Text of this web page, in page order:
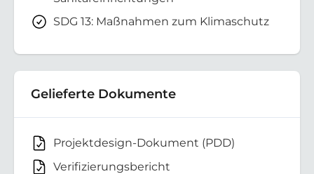
SDG 13: Maßnahmen zum Klimaschutz
Gelieferte Dokumente
Projektdesign-Dokument (PDD)
Verifizierungsbericht